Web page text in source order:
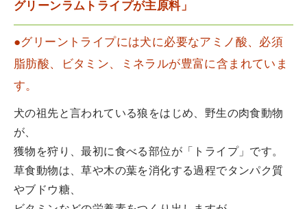
グリーンラムトライプが主原料」
●グリーントライプには犬に必要なアミノ酸、必須
脂肪酸、ビタミン、ミネラルが豊富に含まれていま
す。
犬の祖先と言われている狼をはじめ、野生の肉食動物
が、
獲物を狩り、最初に食べる部位が「トライプ」です。
草食動物は、草や木の葉を消化する過程でタンパク質
やブドウ糖、